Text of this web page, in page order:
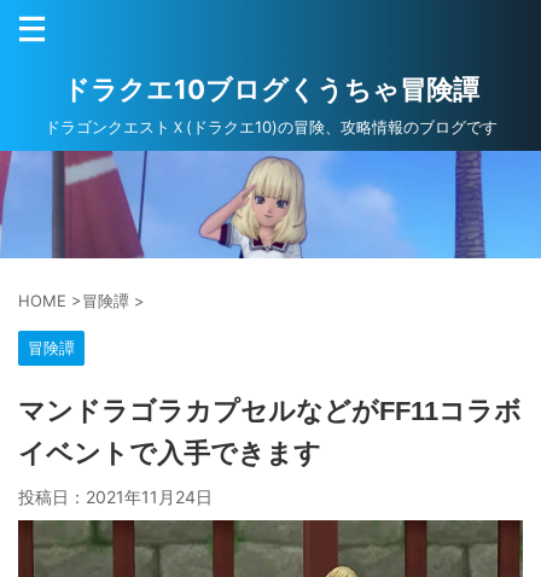
ドラクエ10ブログくうちゃ冒険譚
ドラゴンクエストＸ(ドラクエ10)の冒険、攻略情報のブログです
HOME >冒険譚 >
冒険譚
マンドラゴラカプセルなどがFF11コラボ
イベントで入手できます
投稿日： 2021年11月24日